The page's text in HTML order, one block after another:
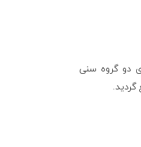
دو گروه سنی